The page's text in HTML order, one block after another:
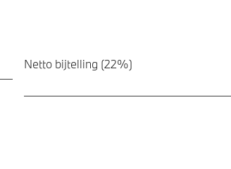
Netto bijtelling (22%)